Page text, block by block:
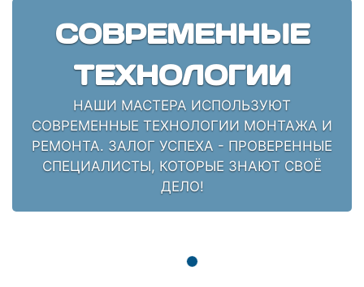
СОВРЕМЕННЫЕ
ТЕХНОЛОГИИ
НАШИ МАСТЕРА ИСПОЛЬЗУЮТ
СОВРЕМЕННЫЕ ТЕХНОЛОГИИ МОНТАЖА И
РЕМОНТА. ЗАЛОГ УСПЕХА - ПРОВЕРЕННЫЕ
СПЕЦИАЛИСТЫ, КОТОРЫЕ ЗНАЮТ СВОЁ
ДЕЛО!